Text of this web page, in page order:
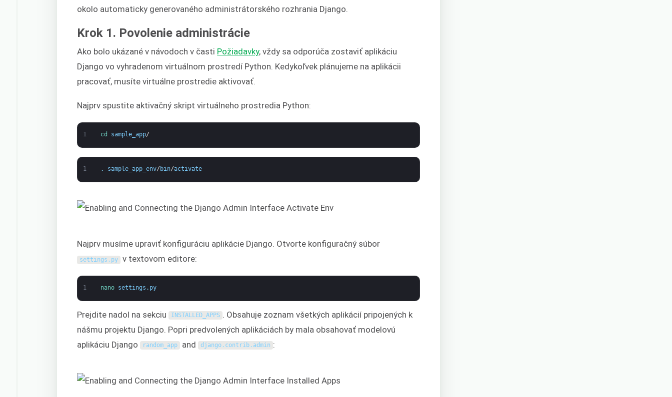
okolo automaticky generovaného administrátorského rozhrania Django.
Krok 1. Povolenie administrácie
Ako bolo ukázané v návodoch v časti Požiadavky, vždy sa odporúča zostaviť aplikáciu
Django vo vyhradenom virtuálnom prostredí Python. Kedykoľvek plánujeme na aplikácii
pracovať, musíte virtuálne prostredie aktivovať.
Najprv spustite aktivačný skript virtuálneho prostredia Python:
1 cd sample_app/
1 . sample_app_env/ bin/activate
Najprv musíme upraviť konfiguráciu aplikácie Django. Otvorte konfiguračný súbor
settings . py v textovom editore:
1 nano settings . py
Prejdite nadol na sekciu INSTALLED_APPS . Obsahuje zoznam všetkých aplikácií pripojených k
nášmu projektu Django. Popri predvolených aplikáciách by mala obsahovať modelovú
aplikáciu Django random_app and django. contrib. admin :